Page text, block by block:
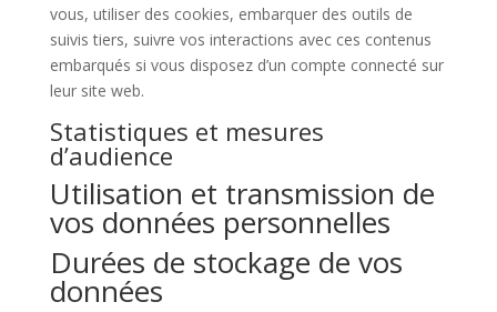
vous, utiliser des cookies, embarquer des outils de
suivis tiers, suivre vos interactions avec ces contenus
embarqués si vous disposez d’un compte connecté sur
leur site web.
Statistiques et mesures
d’audience
Utilisation et transmission de
vos données personnelles
Durées de stockage de vos
données